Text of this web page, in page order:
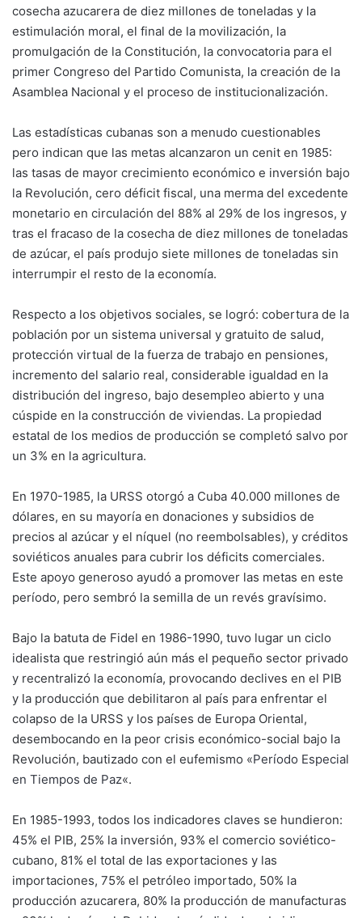
cosecha azucarera de diez millones de toneladas y la
estimulación moral, el final de la movilización, la
promulgación de la Constitución, la convocatoria para el
primer Congreso del Partido Comunista, la creación de la
Asamblea Nacional y el proceso de institucionalización.
Las estadísticas cubanas son a menudo cuestionables
pero indican que las metas alcanzaron un cenit en 1985:
las tasas de mayor crecimiento económico e inversión bajo
la Revolución, cero déficit fiscal, una merma del excedente
monetario en circulación del 88% al 29% de los ingresos, y
tras el fracaso de la cosecha de diez millones de toneladas
de azúcar, el país produjo siete millones de toneladas sin
interrumpir el resto de la economía.
Respecto a los objetivos sociales, se logró: cobertura de la
población por un sistema universal y gratuito de salud,
protección virtual de la fuerza de trabajo en pensiones,
incremento del salario real, considerable igualdad en la
distribución del ingreso, bajo desempleo abierto y una
cúspide en la construcción de viviendas. La propiedad
estatal de los medios de producción se completó salvo por
un 3% en la agricultura.
En 1970-1985, la URSS otorgó a Cuba 40.000 millones de
dólares, en su mayoría en donaciones y subsidios de
precios al azúcar y el níquel (no reembolsables), y créditos
soviéticos anuales para cubrir los déficits comerciales.
Este apoyo generoso ayudó a promover las metas en este
período, pero sembró la semilla de un revés gravísimo.
Bajo la batuta de Fidel en 1986-1990, tuvo lugar un ciclo
idealista que restringió aún más el pequeño sector privado
y recentralizó la economía, provocando declives en el PIB
y la producción que debilitaron al país para enfrentar el
colapso de la URSS y los países de Europa Oriental,
desembocando en la peor crisis económico-social bajo la
Revolución, bautizado con el eufemismo «Período Especial
en Tiempos de Paz«.
En 1985-1993, todos los indicadores claves se hundieron:
45% el PIB, 25% la inversión, 93% el comercio soviético-
cubano, 81% el total de las exportaciones y las
importaciones, 75% el petróleo importado, 50% la
producción azucarera, 80% la producción de manufacturas